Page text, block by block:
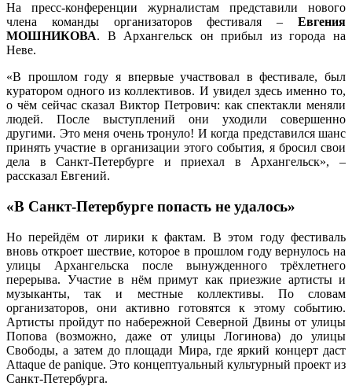
На пресс-конференции журналистам представили нового
члена команды организаторов фестиваля – Евгения
МОШНИКОВА. В Архангельск он прибыл из города на
Неве.
«В прошлом году я впервые участвовал в фестивале, был
куратором одного из коллективов. И увидел здесь именно то,
о чём сейчас сказал Виктор Петрович: как спектакли меняли
людей. После выступлений они уходили совершенно
другими. Это меня очень тронуло! И когда представился шанс
принять участие в организации этого события, я бросил свои
дела в Санкт-Петербурге и приехал в Архангельск», –
рассказал Евгений.
«В Санкт-Петербурге попасть не удалось»
Но перейдём от лирики к фактам. В этом году фестиваль
вновь откроет шествие, которое в прошлом году вернулось на
улицы Архангельска после вынужденного трёхлетнего
перерыва. Участие в нём примут как приезжие артисты и
музыканты, так и местные коллективы. По словам
организаторов, они активно готовятся к этому событию.
Артисты пройдут по набережной Северной Двины от улицы
Попова (возможно, даже от улицы Логинова) до улицы
Свободы, а затем до площади Мира, где яркий концерт даст
Attaque de panique. Это концептуальный культурный проект из
Санкт-Петербурга.